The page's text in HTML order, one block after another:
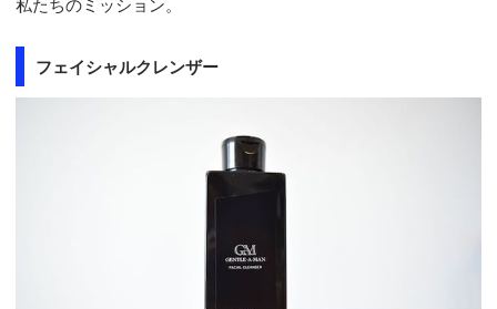
私たちのミッション。
フェイシャルクレンザー